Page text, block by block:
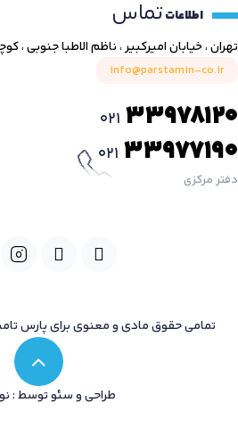
اطلاعاتتماس
تهران ، خیابان امیرکبیر ، ناظم الاطبا جنوبی ، کوچه کتانه
info@parstamin-co.ir
021 33978120
021 33977190
دفتر مرکزی
تمامی حقوق مادی و معنوی برای پارس
طراحی و سئو توسط :